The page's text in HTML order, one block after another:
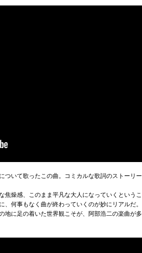
ついて歌ったこの曲。コミカルな歌詞のストーリ
燥感、このまま平凡な大人になっていくという
何事もなく曲が終わっていくのが妙にリアルだ。
に足の着いた世界観こそが、阿部浩二の楽曲が